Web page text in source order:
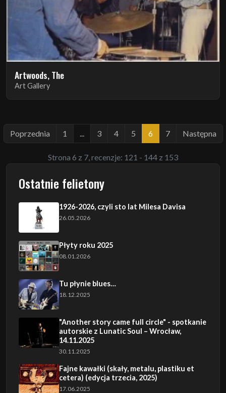
Artwoods, The
Art Gallery
Poprzednia 1 3 4 5 6 7 Następna
Strona 6 z 7, recenzje: 121 - 144 z 153
Ostatnie felietony
1926-2026, czyli sto lat Milesa Davisa
26.05.2026
Płyty roku 2025
08.01.2026
Tu płynie blues…
18.12.2025
"Another story came full circle" - spotkanie
autorskie z Lunatic Soul – Wrocław,
14.11.2025
30.11.2025
Fajne kawałki (skały, metalu, plastiku et
cetera) (edycja trzecia, 2025)
17.06.2025